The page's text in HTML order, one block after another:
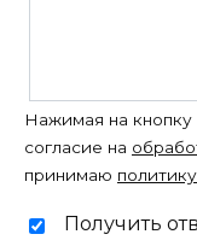
Нажимая на
согласие на
принимаю
Получить